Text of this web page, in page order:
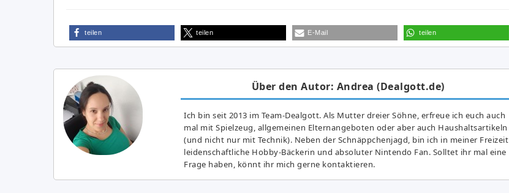
teilen teilen E-Mail teilen
Über den Autor: Andrea (Dealgott.de)
Ich bin seit 2013 im Team-Dealgott. Als Mutter dreier Söhne, erfreue ich euch auch
mal mit Spielzeug, allgemeinen Elternangeboten oder aber auch Haushaltsartikeln
(und nicht nur mit Technik). Neben der Schnäppchenjagd, bin ich in meiner Freizeit
leidenschaftliche Hobby-Bäckerin und absoluter Nintendo Fan. Solltet ihr mal eine
Frage haben, könnt ihr mich gerne kontaktieren.